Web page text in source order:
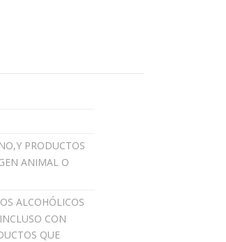
PRODUCTOS
ANIMAL O
ALCOHÓLICOS
CON
QUE